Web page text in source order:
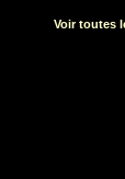
Voir toutes